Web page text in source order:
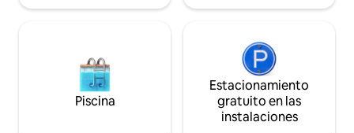
Piscina
Estacionamiento
gratuito en las
instalaciones